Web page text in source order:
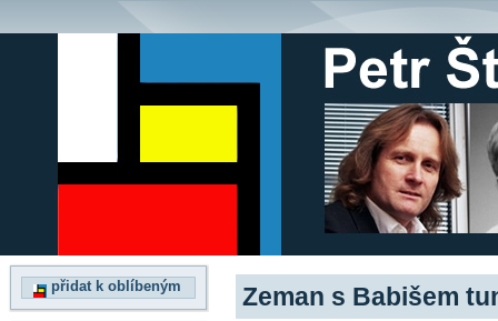
přidat k oblíbeným Zeman s Babišem